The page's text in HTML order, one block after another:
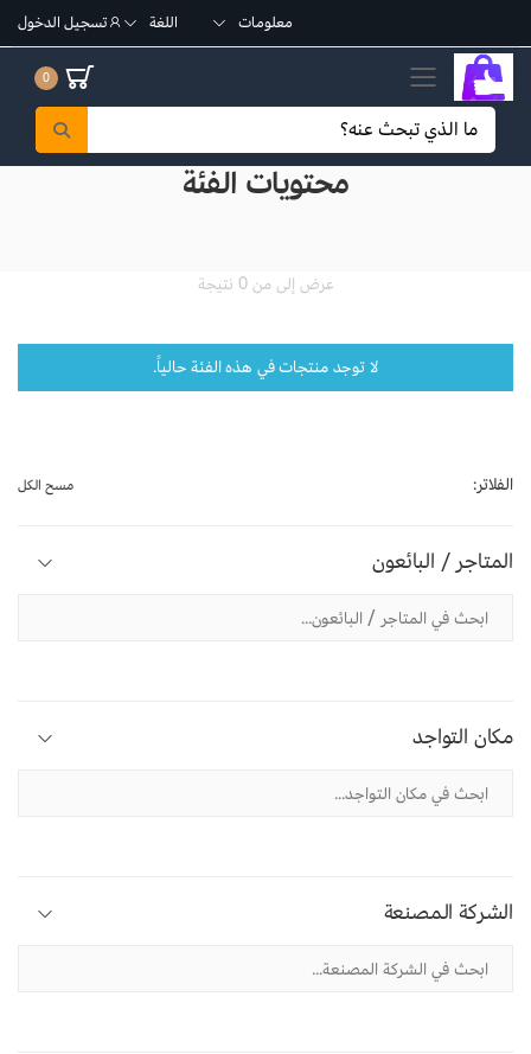
معلومات اللغة تسجيل الدخول
تبديل القائمة الجوال 0
محتويات الفئة
عرض إلى من 0 نتيجة
لا توجد منتجات في هذه الفئة حالياً.
الفلاتر: مسح الكل
المتاجر / البائعون
مكان التواجد
الشركة المصنعة